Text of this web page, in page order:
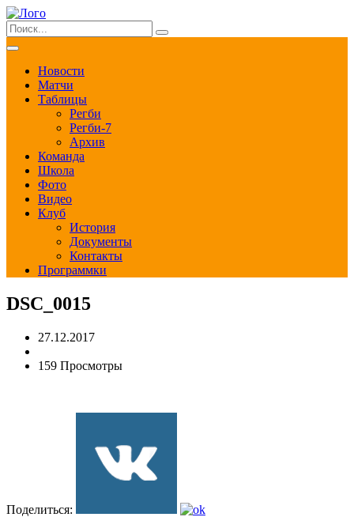
Новости
Матчи
Таблицы
Регби
Регби-7
Архив
Команда
Школа
Фото
Видео
Клуб
История
Документы
Контакты
Программки
DSC_0015
27.12.2017
159 Просмотры
Поделиться: